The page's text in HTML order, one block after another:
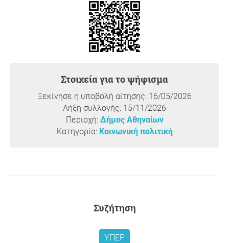
δυσκολεύεται να πάει στη δουλειά του, για να τον
χαρίσει σε μια ελάχιστη μειοψηφία ή σε τουρίστες που
Είναι ντροπή τη στιγμή που καθυστερούν τα έργα του
Μετρό και δημιουργούν προβλήματα σε ένα σωρό
δρόμους .Οι μόνοι που θα κερδίσουν από αυτό είναι οι
εξωφρενικές τιμές και θα εκμεταλλευτούν την
κατάσταση. ΟΧΙ ΑΛΛΗ "ΠΡΑΣΙΝΗ ΑΝΑΠΤΥΞΗ". Η βιώσιμη
ανάπτυξη πρέπει να έχει ως στόχο τη βελτίωση της
καθημερινότητας μας και όχι την επιβάρυνση της και
σπασμένα για άλλη μία φορά
Στοιχεία για το ψήφισμα
Ξεκίνησε η υποβολή αίτησης: 16/05/2026
Λήξη συλλογής: 15/11/2026
Περιοχή: Δήμος Αθηναίων
Κατηγορία: Κοινωνική πολιτική
Συζήτηση
ΥΠΈΡ